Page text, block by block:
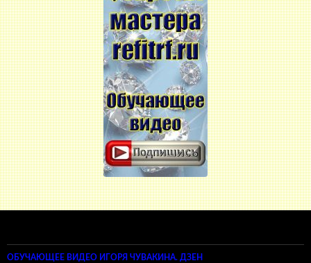
ОБУЧАЮЩЕЕ ВИДЕО ИГОРЯ ЧУВАКИНА. ДЗЕН